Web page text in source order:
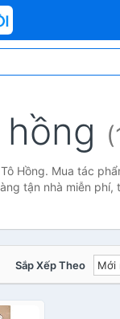
Hồng. Mua tác
tận nhà miễn phí,
Sắp Xếp Theo